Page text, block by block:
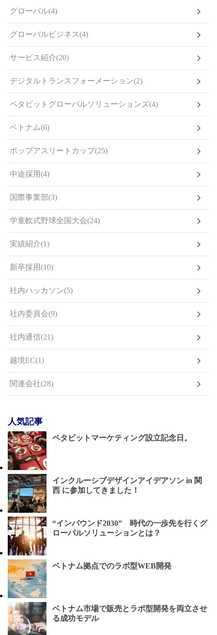
グローバル(4)
グローバルビジネス(4)
サービス紹介(20)
デジタルトランスフォーメーション(2)
ペタビットグローバルソリューションズ(4)
ベトナム(6)
ポップアスリートカップ(25)
中途採用(4)
国際事業部(3)
学童軟式野球全国大会(24)
実績紹介(1)
新卒採用(10)
社内ハッカソン(5)
社内委員会(9)
社内通信(21)
越境EC(1)
関連会社(28)
人気記事
ペタビットマーケティング設立記念日。
インクルーシブデザインアイデアソン in 関
西 に参加してきました！
“インバウンド2030” 時代の一歩先を行くグ
ローバルソリューションとは？
ベトナム拠点でのラボ型WEB開発
ベトナム市場で販売とラボ型開発を両立させ
る成功モデル